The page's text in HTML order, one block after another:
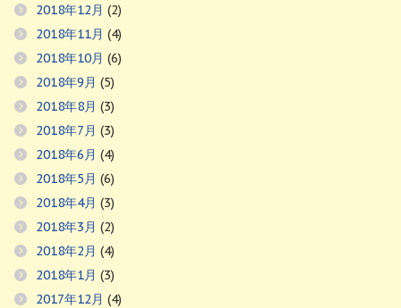
2018年12月 (2)
2018年11月 (4)
2018年10月 (6)
2018年9月 (5)
2018年8月 (3)
2018年7月 (3)
2018年6月 (4)
2018年5月 (6)
2018年4月 (3)
2018年3月 (2)
2018年2月 (4)
2018年1月 (3)
2017年12月 (4)